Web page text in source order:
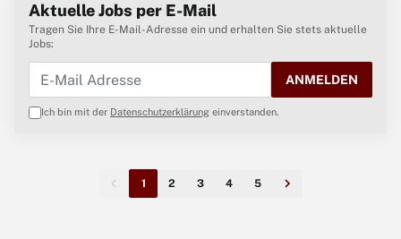
Aktuelle Jobs per E-Mail
Tragen Sie Ihre E-Mail-Adresse ein und erhalten Sie stets aktuelle
Jobs:
ANMELDEN
Ich bin mit der Datenschutzerklärung einverstanden.
1 2 3 4 5